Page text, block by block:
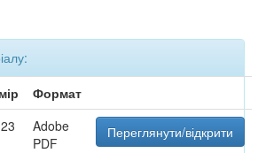
Формат
Adobe
PDF
Переглянути/відкрити